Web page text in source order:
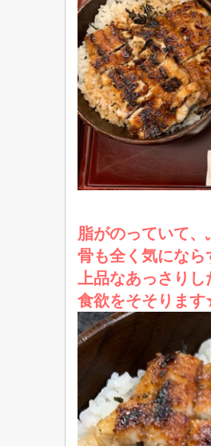
脂がのっていて、
骨も全く気になら
上品なあっさりし
食欲をそそりま